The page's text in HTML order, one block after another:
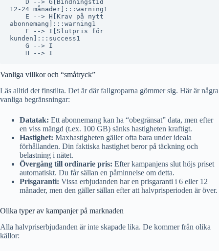
    D --> G[Bindningstid
12-24 månader]:::warning1
    E --> H[Krav på nytt
abonnemang]:::warning1
    F --> I[Slutpris för
kunden]:::success1
    G --> I
Vanliga villkor och “småtryck”
Läs alltid det finstilta. Det är där fallgroparna gömmer sig. Här är några
vanliga begränsningar:
Datatak: Ett abonnemang kan ha “obegränsat” data, men efter
en viss mängd (t.ex. 100 GB) sänks hastigheten kraftigt.
Hastighet: Maxhastigheten gäller ofta bara under ideala
förhållanden. Din faktiska hastighet beror på täckning och
belastning i nätet.
Övergång till ordinarie pris: Efter kampanjens slut höjs priset
automatiskt. Du får sällan en påminnelse om detta.
Prisgaranti: Vissa erbjudanden har en prisgaranti i 6 eller 12
månader, men den gäller sällan efter att halvprisperioden är över.
Olika typer av kampanjer på marknaden
Alla halvpriserbjudanden är inte skapade lika. De kommer från olika
källor: